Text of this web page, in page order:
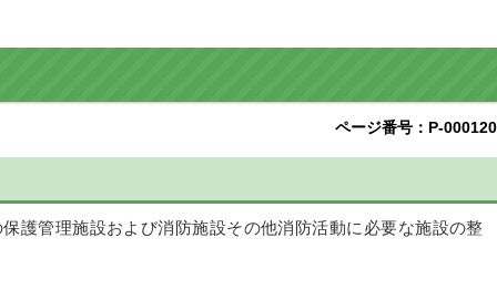
ページ番号：P-000120
護管理施設および消防施設その他消防活動に必要な施設の整